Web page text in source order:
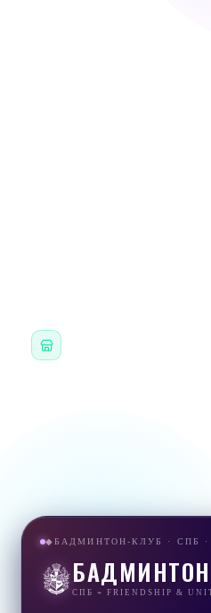
◆БАДМИНТОН-КЛУБ · СПБ ·
БАДМИНТОН
СПБ ⌁ FRIENDSHIP &